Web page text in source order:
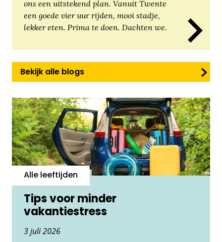
ons een uitstekend plan. Vanuit Twente
een goede vier uur rijden, mooi stadje,
lekker eten. Prima te doen. Dachten we.
Bekijk alle blogs
Tips voor minder
vakantiestress
Alle leeftijden
3 juli 2026